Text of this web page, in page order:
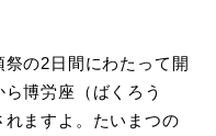
の2日間にわたって開
博労座（ばくろう
れますよ。たいまつの